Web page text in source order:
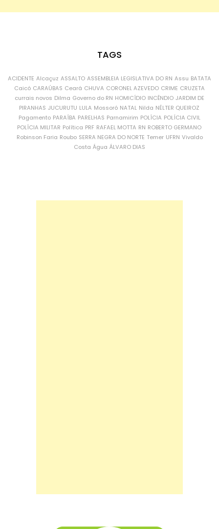
TAGS
ACIDENTE Alcaçuz ASSALTO ASSEMBLEIA LEGISLATIVA DO RN Assu BATATA
Caicó CARAÚBAS Ceará CHUVA CORONEL AZEVEDO CRIME CRUZETA
currais novos Dilma Governo do RN HOMICÍDIO INCÊNDIO JARDIM DE
PIRANHAS JUCURUTU LULA Mossoró NATAL Nilda NÉLTER QUEIROZ
Pagamento PARAÍBA PARELHAS Parnamirim POLÍCIA POLÍCIA CIVIL
POLÍCIA MILITAR Política PRF RAFAEL MOTTA RN ROBERTO GERMANO
Robinson Faria Roubo SERRA NEGRA DO NORTE Temer UFRN Vivaldo
Costa Água ÁLVARO DIAS